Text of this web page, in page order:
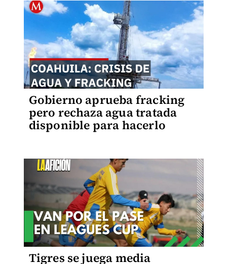
Gobierno aprueba fracking
pero rechaza agua tratada
disponible para hacerlo
Tigres se juega media